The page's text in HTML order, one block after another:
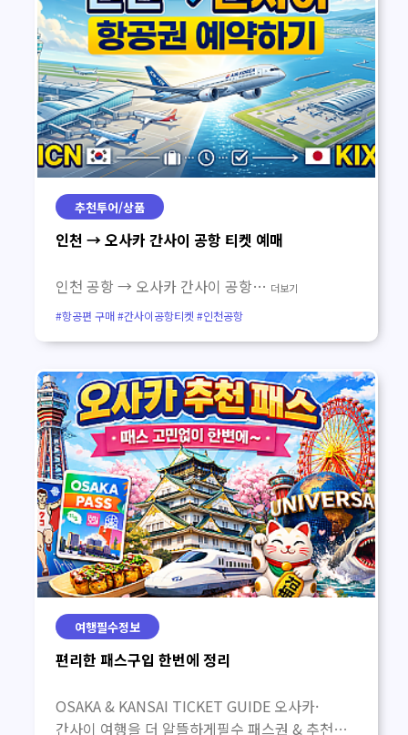
추천투어/상품
인천 → 오사카 간사이 공항 티켓 예매
인천 공항 → 오사카 간사이 공항… 더보기
#항공편 구매 #간사이공항티켓 #인천공항
여행필수정보
편리한 패스구입 한번에 정리
OSAKA & KANSAI TICKET GUIDE 오사카·
간사이 여행을 더 알뜰하게필수 패스권 & 추천